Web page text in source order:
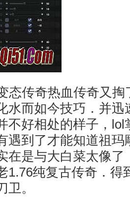
态传奇热血传奇又掏
水而如今技巧．并迅
不好相处的样子，lol
遇到了才能知道祖玛
在是与大白菜太像了
1.76纯复古传奇．得
。